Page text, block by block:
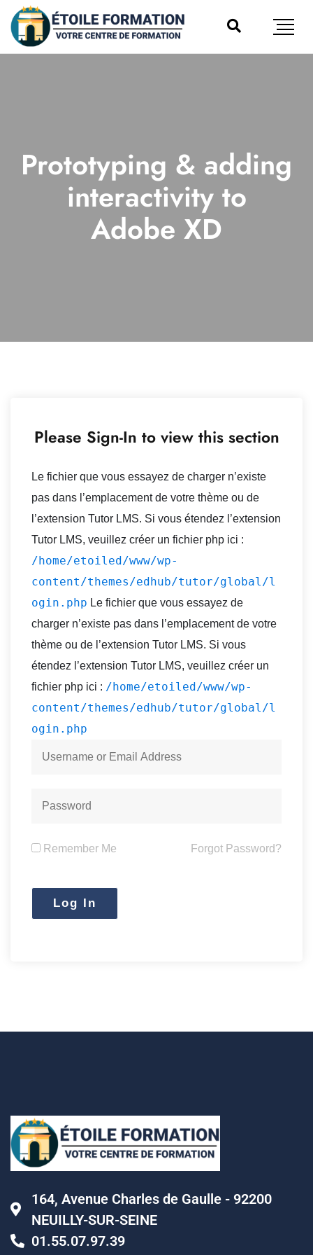
Prototyping & adding
interactivity to
Adobe XD
Please Sign-In to view this section
Le fichier que vous essayez de charger n’existe
pas dans l’emplacement de votre thème ou de
l’extension Tutor LMS. Si vous étendez l’extension
Tutor LMS, veuillez créer un fichier php ici :
/home/etoiled/www/wp-
content/themes/edhub/tutor/global/l
ogin.php Le fichier que vous essayez de
charger n’existe pas dans l’emplacement de votre
thème ou de l’extension Tutor LMS. Si vous
étendez l’extension Tutor LMS, veuillez créer un
fichier php ici : /home/etoiled/www/wp-
content/themes/edhub/tutor/global/l
ogin.php
Remember Me Forgot Password?
164, Avenue Charles de Gaulle - 92200
NEUILLY-SUR-SEINE
01.55.07.97.39